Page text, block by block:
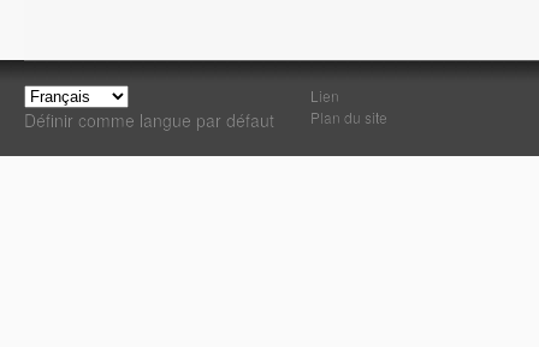
Définir comme langue par défaut
Lien
Plan du site